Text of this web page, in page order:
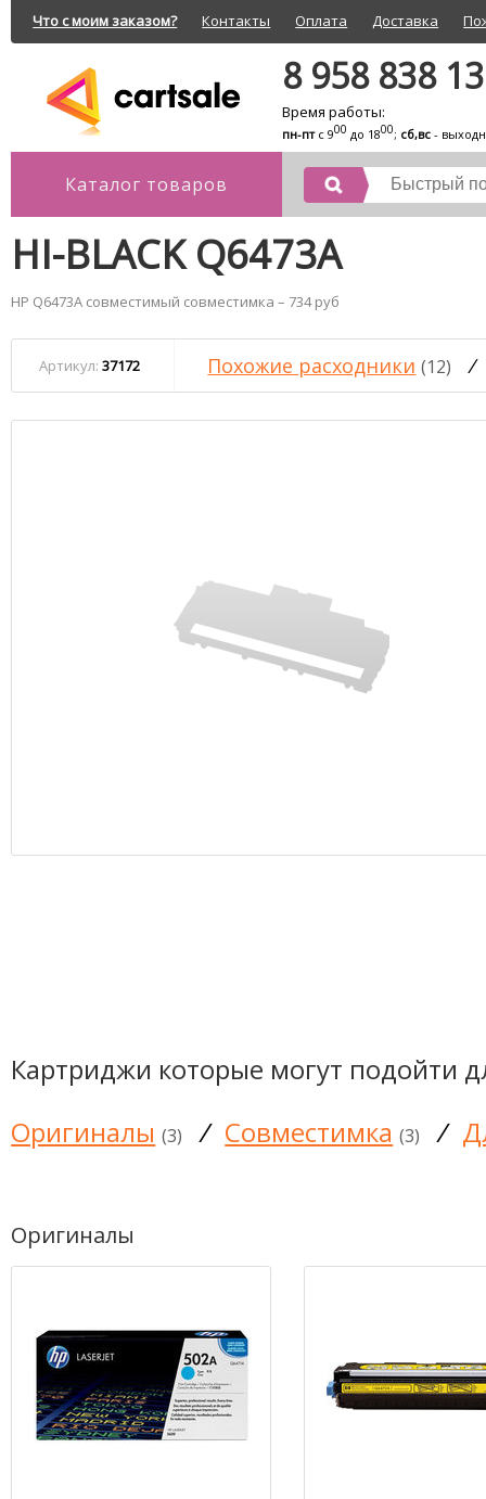
Что с моим заказом? Контакты Оплата Доставка
8 958 838
Время работы:
пн-птс 900 до 1800; сб,вс -
Каталог товаров
HI-BLACK Q6473A
HP Q6473A совместимый совместимка – 734 руб
Артикул: 37172 Похожие расходники (12) /
Картриджи которые могут подойти
Оригиналы (3) / Совместимка (3) /
Оригиналы